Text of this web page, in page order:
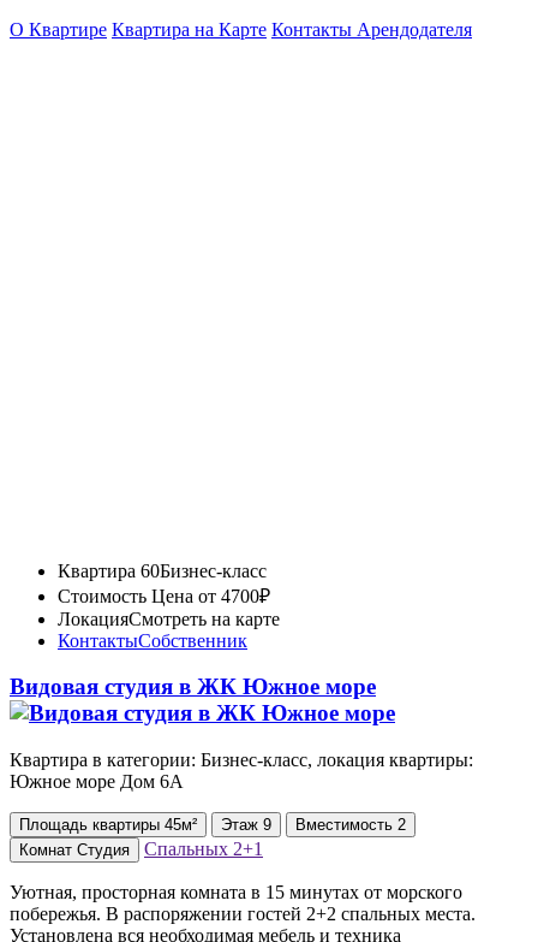
О Квартире Квартира на Карте Контакты Арендодателя
Квартира 60Бизнес-класс
Стоимость Цена от 4700₽
ЛокацияСмотреть на карте
КонтактыСобственник
Видовая студия в ЖК Южное море
Квартира в категории: Бизнес-класс, локация квартиры:
Южное море Дом 6А
Площадь квартиры 45м² Этаж 9 Вместимость 2
Комнат Студия Спальных 2+1
Уютная, просторная комната в 15 минутах от морского
побережья. В распоряжении гостей 2+2 спальных места.
Установлена вся необходимая мебель и техника